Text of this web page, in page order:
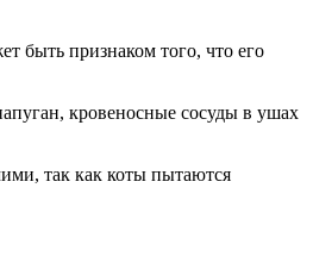
быть признаком того, что его
кровеносные сосуды в ушах
так как коты пытаются